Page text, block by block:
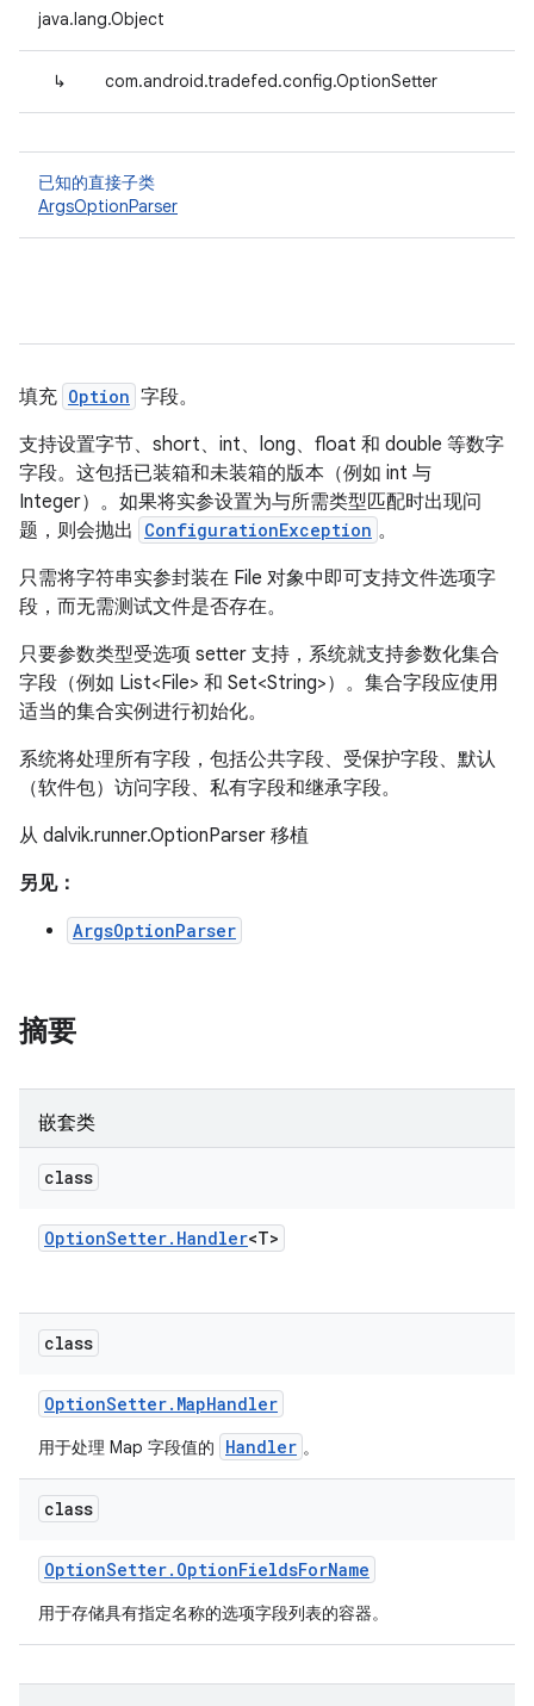
java.lang.Object
↳ com.android.tradefed.config.OptionSetter
已知的直接子类
ArgsOptionParser
填充 Option 字段。
支持设置字节、short、int、long、float 和 double 等数字
字段。这包括已装箱和未装箱的版本（例如 int 与
Integer）。如果将实参设置为与所需类型匹配时出现问
题，则会抛出
ConfigurationException 。
只需将字符串实参封装在 File 对象中即可支持文件选项字
段，而无需测试文件是否存在。
只要参数类型受选项 setter 支持，系统就支持参数化集合
字段（例如 List<File> 和 Set<String>）。集合字段应使用
适当的集合实例进行初始化。
系统将处理所有字段，包括公共字段、受保护字段、默认
（软件包）访问字段、私有字段和继承字段。
从 dalvik.runner.OptionParser 移植
另见：
ArgsOptionParser
摘要
嵌套类
class
OptionSetter. Handler<T>
class
OptionSetter. MapHandler
用于处理 Map 字段值的 Handler 。
class
OptionSetter. OptionFieldsForName
用于存储具有指定名称的选项字段列表的容器。